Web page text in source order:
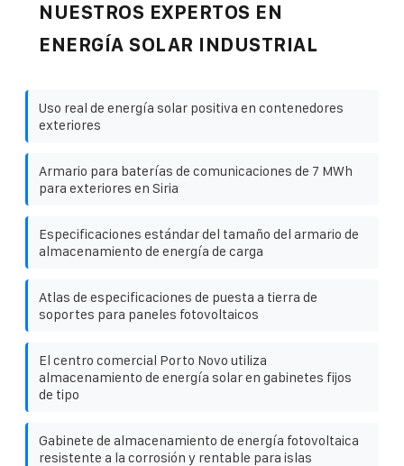
NUESTROS EXPERTOS EN
ENERGÍA SOLAR INDUSTRIAL
Uso real de energía solar positiva en contenedores
exteriores
Armario para baterías de comunicaciones de 7 MWh
para exteriores en Siria
Especificaciones estándar del tamaño del armario de
almacenamiento de energía de carga
Atlas de especificaciones de puesta a tierra de
soportes para paneles fotovoltaicos
El centro comercial Porto Novo utiliza
almacenamiento de energía solar en gabinetes fijos
de tipo
Gabinete de almacenamiento de energía fotovoltaica
resistente a la corrosión y rentable para islas